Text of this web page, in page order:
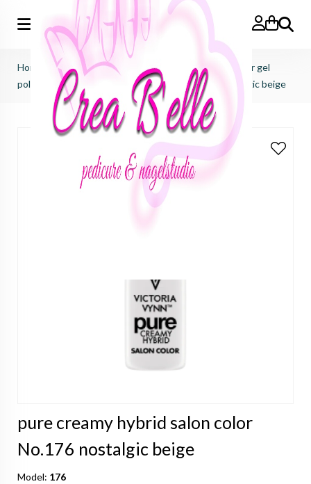
Zoeken
Home Victoria Vynn>
Pure creamy hybrid salon color gel
polish
pure creamy hybrid salon color No.176 nostalgic beige
pure creamy hybrid salon color
No.176 nostalgic beige
Model: 176